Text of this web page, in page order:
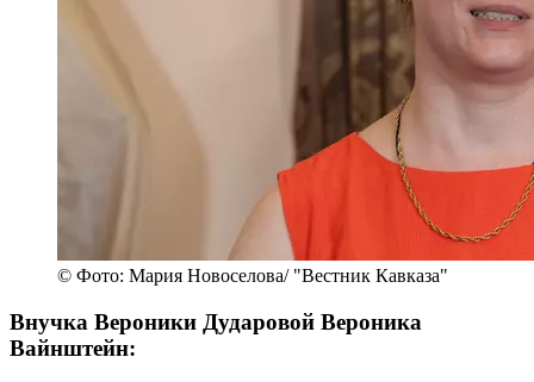
© Фото: Мария Новоселова/ "Вестник Кавказа"
Внучка Вероники Дударовой Вероника
Вайнштейн: